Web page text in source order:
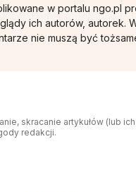
w portalu ngo.pl
ich autorów, autorek.
nie muszą być
skracanie artykułów (lub
redakcji.